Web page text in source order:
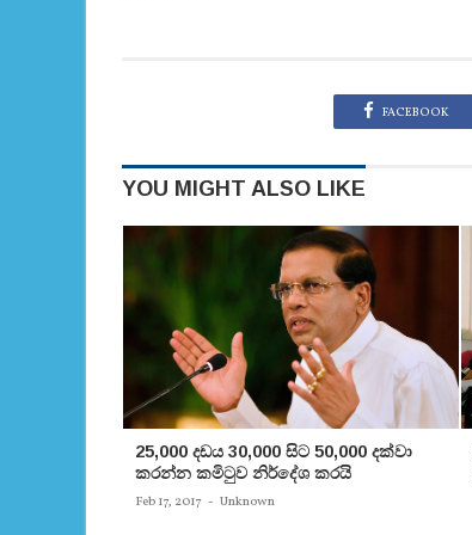
FACEBOOK
YOU MIGHT ALSO LIKE
25,000 දඩය 30,000 සිට 50,000 දක්වා
කරන්න කමිටුව නිර්දේශ කරයි
Feb 17, 2017 - Unknown